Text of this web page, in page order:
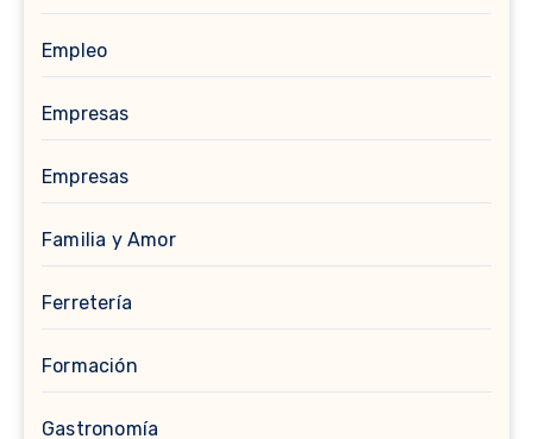
Empleo
Empresas
Empresas
Familia y Amor
Ferretería
Formación
Gastronomía